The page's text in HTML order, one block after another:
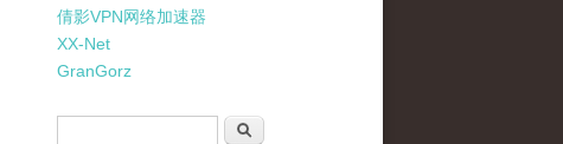
倩影VPN网络加速器
XX-Net
GranGorz
搜索